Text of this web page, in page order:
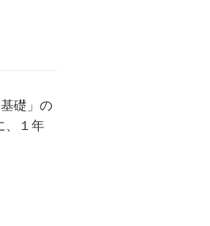
礎」の
、１年